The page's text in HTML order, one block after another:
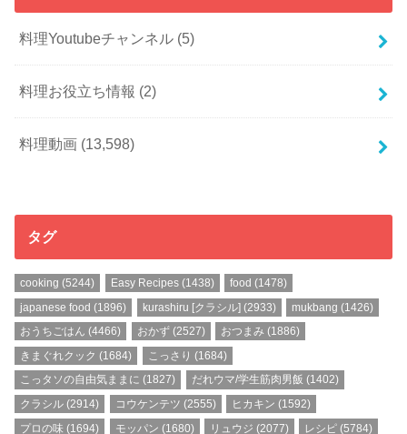
料理Youtubeチャンネル (5)
料理お役立ち情報 (2)
料理動画 (13,598)
タグ
cooking (5244) Easy Recipes(1438) food (1478)
japanese food (1896) kurashiru [クラシル](2933) mukbang (1426)
おうちごはん (4466) おかず(2527) おつまみ (1886)
きまぐれクック (1684) こっさり (1684)
こっタソの自由気ままに (1827) だれウマ/学生筋肉男飯 (1402)
クラシル (2914) コウケンテツ (2555) ヒカキン (1592)
プロの味 (1694) モッパン (1680) リュウジ (2077) レシピ (5784)